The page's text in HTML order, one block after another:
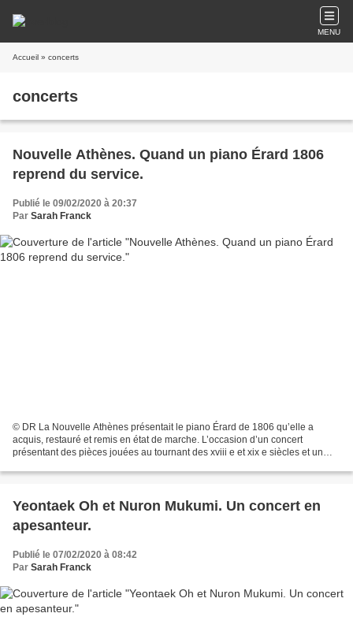
MENU
Accueil » concerts
concerts
Nouvelle Athènes. Quand un piano Érard 1806
reprend du service.
Publié le 09/02/2020 à 20:37
Par Sarah Franck
© DR La Nouvelle Athènes présentait le piano Érard de 1806 qu’elle a
acquis, restauré et remis en état de marche. L’occasion d’un concert
présentant des pièces jouées au tournant des xviii e et xix e siècles et un
Yeontaek Oh et Nuron Mukumi. Un concert en
apesanteur.
Publié le 07/02/2020 à 08:42
Par Sarah Franck